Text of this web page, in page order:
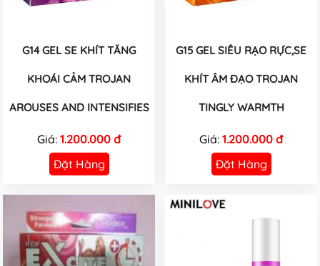
G14 GEL SE KHÍT TĂNG
KHOÁI CẢM TROJAN
AROUSES AND INTENSIFIES
Giá: 1.200.000 đ
Đặt Hàng
G15 GEL SIÊU RẠO RỰC,SE
KHÍT ÂM ĐẠO TROJAN
TINGLY WARMTH
Giá: 1.200.000 đ
Đặt Hàng